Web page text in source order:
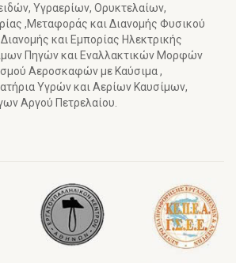
Υγραερίων, Ορυκτελαίων,
,Μεταφοράς και Διανομής Φυσικού
και Εμπορίας Ηλεκτρικής
Πηγών και Εναλλακτικών Μορφών
Αεροσκαφών με Καύσιμα ,
Υγρών και Αερίων Καυσίμων,
Αργού Πετρελαίου.